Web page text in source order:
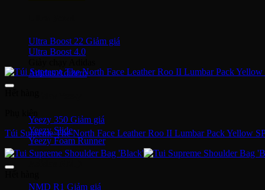
Ultra Boost 22
Ultra Boost 4.0
Adidas Adizero
Yeezy 350
Yeezy Slide
Yeezy Foam Runner
NMD R1
Túi Supreme The North Face Leather Roo II Lumbar Pack Yellow